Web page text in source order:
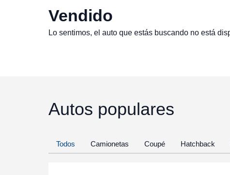
Vendido
Lo sentimos, el auto que estás buscando no está
Autos populares
Todos Camionetas Coupé Hatchback